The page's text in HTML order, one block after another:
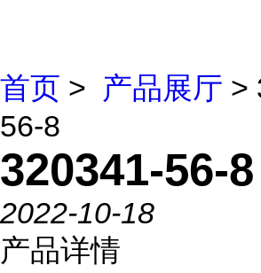
首页 > 产品展厅 >
56-8
320341-56-8
2022-10-18
产品详情